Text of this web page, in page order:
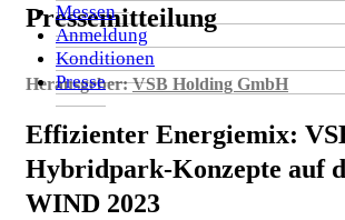
Messen
Anmeldung
Konditionen
Presse
Pressemitteilung
Herausgeber:VSB Holding GmbH
Effizienter Energiemix:
Hybridpark-Konzepte auf
WIND 2023